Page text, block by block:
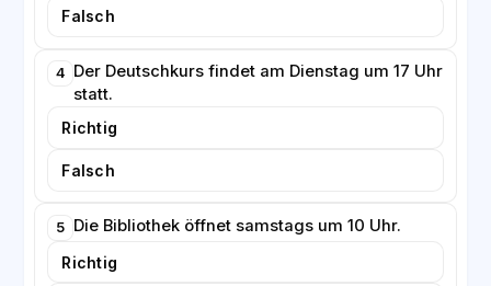
Falsch
4
Der Deutschkurs findet am Dienstag um 17 Uhr
statt.
Richtig
Falsch
5 Die Bibliothek öffnet samstags um 10 Uhr.
Richtig